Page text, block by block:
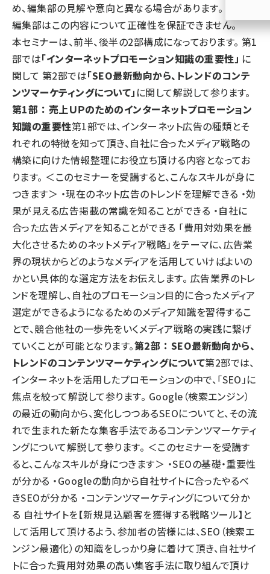
め、編集部の見解や意向と異なる場合があります。 また、
編集部はこの内容について正確性を保証できません。
本セミナーは、前半、後半の2部構成になっております。 第1
部では「インターネットプロモーション知識の重要性」 に
関して 第2部では「SEO最新動向から、トレンドのコンテ
ンツマーケティングについて」 に関して解説して参ります。
第1部 ： 売上ＵＰのためのインターネットプロモーション
知識の重要性第1部では、インターネット広告の種類とそ
れぞれの特徴を知って頂き、自社に合ったメディア戦略の
構築に向けた情報整理にお役立ち頂ける内容となってお
ります。 ＜このセミナーを受講すると、こんなスキルが身に
つきます＞ ・現在のネット広告のトレンドを理解できる ・効
果が見える広告掲載の常識を知ることができる ・自社に
合った広告メディアを知ることができる 「費用対効果を最
大化させるためのネットメディア戦略」をテーマに、広告業
界の現状からどのようなメディアを活用していけばよいの
かとい具体的な選定方法をお伝えします。 広告業界のトレ
ンドを理解し、自社のプロモーション目的に合ったメディア
選定ができるようになるためのメディア知識を習得するこ
とで、競合他社の一歩先をいくメディア戦略の実践に繋げ
ていくことが可能となります。第2部 ： SEO最新動向から、
トレンドのコンテンツマーケティングについて第2部では、
インターネットを活用したプロモーションの中で、「SEO」に
焦点を絞って解説して参ります。 Google（検索エンジン）
の最近の動向から、変化しつつあるSEOについてと、その流
れで生まれた新たな集客手法であるコンテンツマーケティ
ングについて解説して参ります。 ＜このセミナーを受講す
ると、こんなスキルが身につきます＞ ・SEOの基礎・重要性
が分かる ・Googleの動向から自社サイトに合ったやるべ
きSEOが分かる ・コンテンツマーケティングについて分か
る 自社サイトを【新規見込顧客を獲得する戦略ツール】と
して活用して頂けるよう、参加者の皆様には、SEO（検索エ
ンジン最適化）の知識をしっかり身に着けて頂き、自社サイ
トに合った費用対効果の高い集客手法に取り組んで頂け